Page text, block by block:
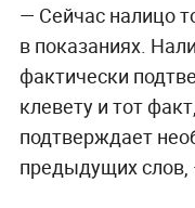
— Сейчас налицо
в показаниях.
фактически
клевету и тот
подтверждает
предыдущих слов,